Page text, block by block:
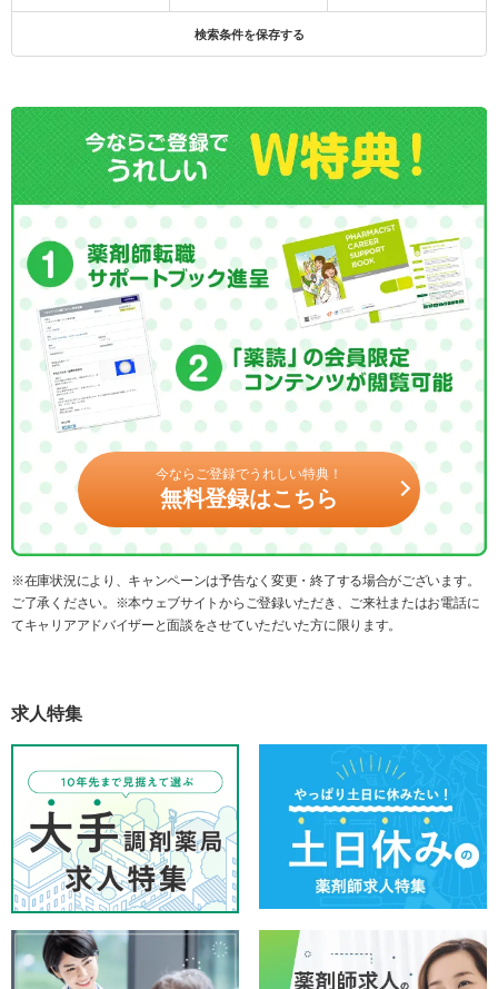
検索条件を保存する
今ならご登録でうれしい特典！
無料登録はこちら
※在庫状況により、キャンペーンは予告なく変更・終了する場合がございます。
ご了承ください。※本ウェブサイトからご登録いただき、ご来社またはお電話に
てキャリアアドバイザーと面談をさせていただいた方に限ります。
求人特集